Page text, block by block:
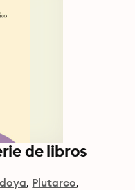
de libros
Plutarco